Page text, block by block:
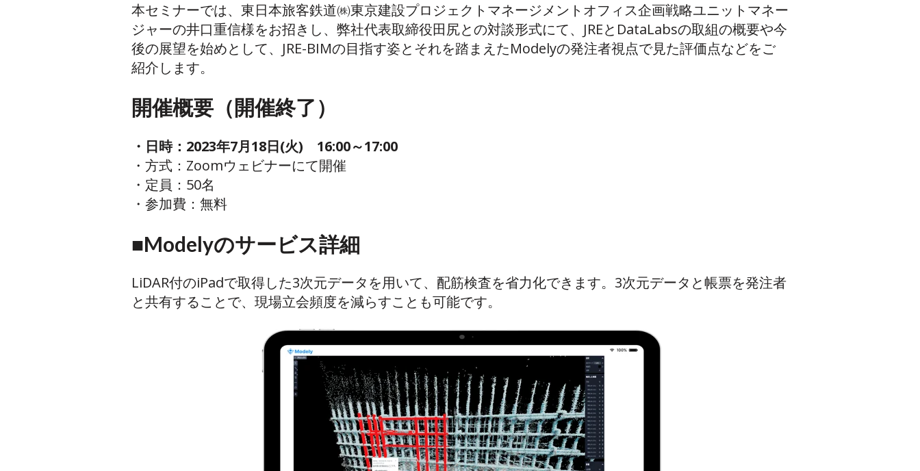
本セミナーでは、東日本旅客鉄道㈱東京建設プロジェクトマネージメントオフィス企画戦略ユニットマネー
ジャーの井口重信様をお招きし、弊社代表取締役田尻との対談形式にて、JREとDataLabsの取組の概要や今
後の展望を始めとして、JRE-BIMの目指す姿とそれを踏まえたModelyの発注者視点で見た評価点などをご
紹介します。
開催概要（開催終了）
・日時：2023年7月18日(火) 16:00～17:00
・方式：Zoomウェビナーにて開催
・定員：50名
・参加費：無料
■Modelyのサービス詳細
LiDAR付のiPadで取得した3次元データを用いて、配筋検査を省力化できます。3次元データと帳票を発注者
と共有することで、現場立会頻度を減らすことも可能です。